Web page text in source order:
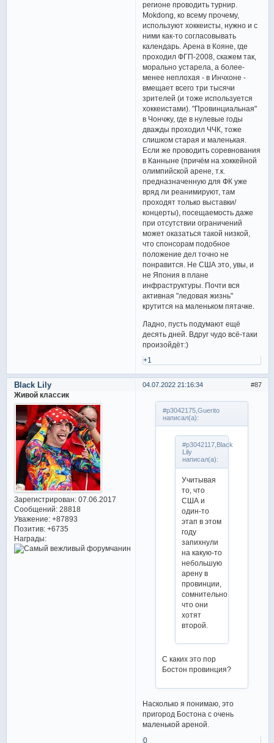
регионе проводить турнир.
Mokdong, ко всему прочему,
используют хоккеисты, нужно и с
ними как-то согласовывать
календарь. Арена в Кояне, где
проходил ФГП-2008, скажем так,
морально устарела, а более-
менее неплохая - в Инчхоне -
вмещает всего три тысячи
зрителей (и тоже используется
хоккеистами). "Провинциальная"
в Чончжу, где в нулевые годы
дважды проходил ЧЧК, тоже
слишком старая и маленькая.
Если же проводить соревнования
в Канныне (причём на хоккейной
олимпийской арене, т.к.
предназначенную для ФК уже
вряд ли реанимируют, там
проходят только выставки/
концерты), посещаемость даже
при отсутствии ограничений
может оказаться такой низкой,
что спонсорам подобное
положение дел точно не
понравится. Не США это, увы, и
не Япония в плане
инфраструктуры. Почти вся
активная "ледовая жизнь"
крутится на маленьком пятачке.
Ладно, пусть подумают ещё
десять дней. Вдруг чудо всё-таки
произойдёт:)
+1
87
04.07.2022 21:16:34
Black Lily
Живой классик
Зарегистрирован: 07.06.2017
Сообщений:28818
Уважение: +87893
Позитив: +6735
Награды:
#p3042175,Guerito
написал(а):
#p3042117,Black
Lily
написал(а):
Учитывая
то, что
США и
один-то
этап в этом
году
запихнули
на какую-то
небольшую
арену в
провинции,
сомнительно,
что они
хотят
второй.
С каких это пор
Бостон провинция?
Насколько я понимаю, это
пригород Бостона с очень
маленькой ареной.
0